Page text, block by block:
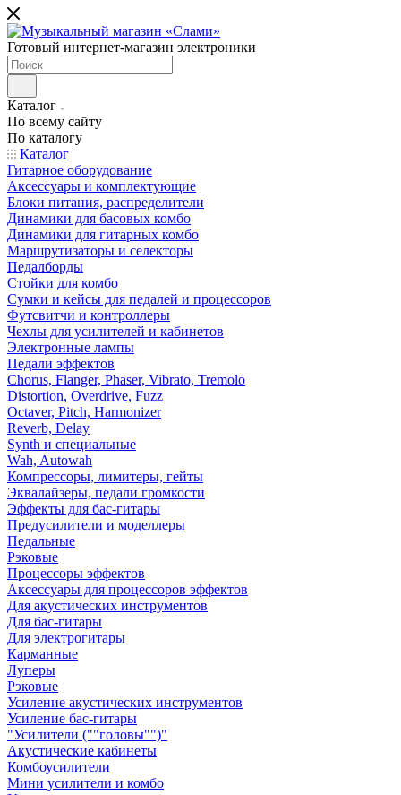
Готовый интернет-магазин электроники
Каталог
По всему сайту
По каталогу
Каталог
Гитарное оборудование
Аксессуары и комплектующие
Блоки питания, распределители
Динамики для басовых комбо
Динамики для гитарных комбо
Маршрутизаторы и селекторы
Педалборды
Стойки для комбо
Сумки и кейсы для педалей и процессоров
Футсвитчи и контроллеры
Чехлы для усилителей и кабинетов
Электронные лампы
Педали эффектов
Chorus, Flanger, Phaser, Vibrato, Tremolo
Distortion, Overdrive, Fuzz
Octaver, Pitch, Harmonizer
Reverb, Delay
Synth и специальные
Wah, Autowah
Компрессоры, лимитеры, гейты
Эквалайзеры, педали громкости
Эффекты для бас-гитары
Предусилители и моделлеры
Педальные
Рэковые
Процессоры эффектов
Аксессуары для процессоров эффектов
Для акустических инструментов
Для бас-гитары
Для электрогитары
Карманные
Луперы
Рэковые
Усиление акустических инструментов
Усиление бас-гитары
"Усилители (""головы"")"
Акустические кабинеты
Комбоусилители
Мини усилители и комбо